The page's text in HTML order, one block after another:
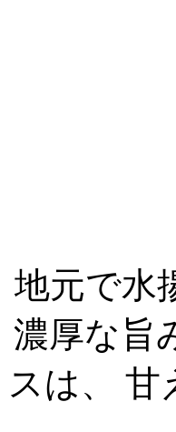
地元で水
濃厚な旨
スは、